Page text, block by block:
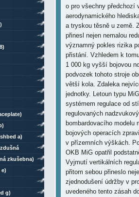
o pro všechny předchozí
aerodynamického
a tryskou těsně u země.
přinesl nejen nemalou
významný pokles rizika
přistání. Vzhledem k
1 000 kg vyšší bojovou
podvozek tohoto stroje
větší kola. Zdaleka
jednotky. Letoun typu
systémem regulace od
regulovaných
bombardovacího modelu
bojových operacích
v přízemních výškách.
OKB MiG opatřil
Vyjmutí vertikálních
přitom sebou přineslo
zjednodušení údržby v
uvedeného tento zásah
a)
zkušebna)
g)